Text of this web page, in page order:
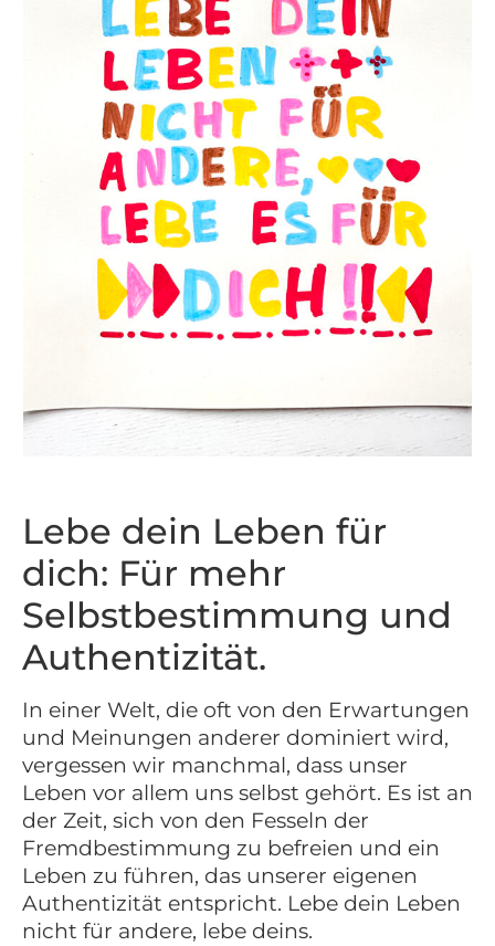
Lebe dein Leben für
dich: Für mehr
Selbstbestimmung und
Authentizität.
In einer Welt, die oft von den Erwartungen
und Meinungen anderer dominiert wird,
vergessen wir manchmal, dass unser
Leben vor allem uns selbst gehört. Es ist an
der Zeit, sich von den Fesseln der
Fremdbestimmung zu befreien und ein
Leben zu führen, das unserer eigenen
Authentizität entspricht. Lebe dein Leben
nicht für andere, lebe deins.